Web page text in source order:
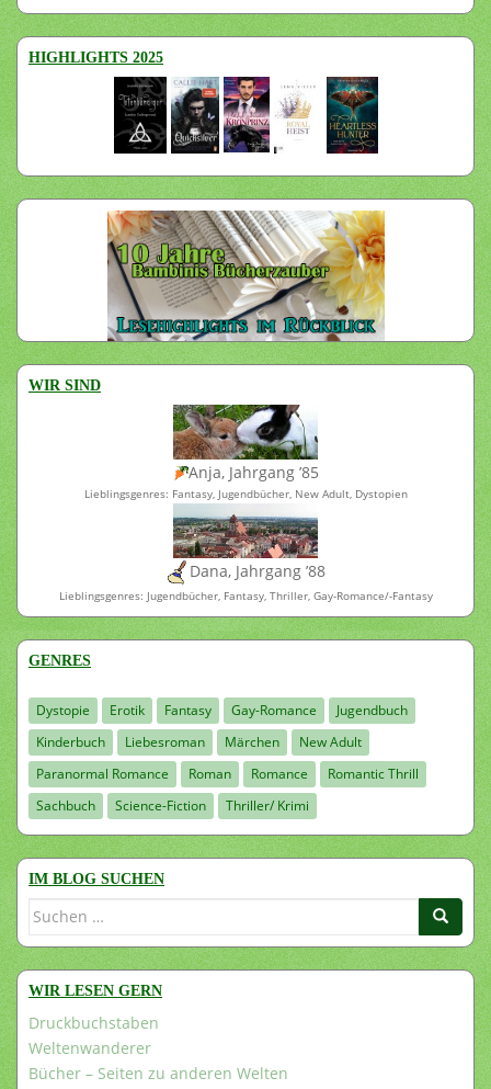
HIGHLIGHTS 2025
WIR SIND
Anja, Jahrgang ’85
Lieblingsgenres: Fantasy, Jugendbücher, New Adult, Dystopien
Dana, Jahrgang ’88
Lieblingsgenres: Jugendbücher, Fantasy, Thriller, Gay-Romance/-Fantasy
GENRES
Dystopie Erotik Fantasy Gay-Romance
Jugendbuch
Kinderbuch
Liebesroman Märchen
New Adult
Paranormal Romance
Roman Romance
Romantic Thrill
Sachbuch
Science-Fiction Thriller/ Krimi
IM BLOG SUCHEN
Suchen
WIR LESEN GERN
Druckbuchstaben
Weltenwanderer
Bücher – Seiten zu anderen Welten